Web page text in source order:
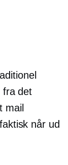
fra det
mail
når ud